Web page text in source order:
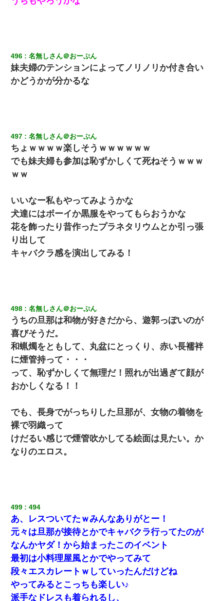
【衝撃】ある工場に配属すると、女の人がみんな退職してしま
「お前の父ちゃんは自宅警備員」とかからかわれたけど、実はと
んでもない仕事に就いていた
スマホを与えられて、中学卒業する頃にはすっかり女叩きに洗脳
された弟が、大学進学のために一人暮らししたいと言い出した。
友人とふたりで山口に旅行した時の事。レンタカーを借りて山の
中の道を走っていたら、突然ガガッ！って音がして…
最近うちの庭に知らない男の人がしょっちゅう入ってくる。それ
を職場で愚痴ったら、同僚男性が怒鳴りつけてきた。
中途採用のAが部長から呼び出された。Aはヘラヘラと部屋に入っ
ていき、1時間後に号泣しながら出てきて…
ら、速攻でパワハラかました元上司がLINEを送ってきた。
医者「糖尿病で余命1年です」 ワイ「知らんわｗどうせ死ぬなら
食べる量増やすわｗ」→結果ｗｗｗｗｗ
婚活パーティーでよく会う美女がいた。こんな完璧な容姿を持っ
てしても結婚て難しいんだなぁ…と思ってた
顔引きつってた → そして弟嫁が迎えに来た翌日…
私は家が貧しくて、手に職をつけようと看護師になった。だけど
卒業を控えた年の1月末、車にひかれて看護師になれなくなった。
そうとは思わないのか！」→どうも連れ子は…
放置子が病院送りになったらしい → 俺（二度と帰ってくるなよ…
嫁を半身不随にしやがった恨みは、正直こんなもんじゃ晴れな
い）
[緊急]ベロベロの女に声をかけて行為してきた結果
ナンパにほいほい付いていった私、地獄に落ちる
496 名無しさん＠おーぷん
妹夫婦のテンションによってノリノリか付き合い
かどうかが分かるな
497 名無しさん＠おーぷん
ちょｗｗｗｗ楽しそうｗｗｗｗｗｗ
でも妹夫婦も参加は恥ずかしくて死ねそうｗｗｗ
ｗｗ
いいなー私もやってみようかな
犬達にはボーイか黒服をやってもらおうかな
花を飾ったり昔作ったプラネタリウムとか引っ張
り出して
キャバクラ感を演出してみる！
498 名無しさん＠おーぷん
うちの旦那は和物が好きだから、遊郭っぽいのが
喜びそうだ。
和蝋燭をともして、丸盆にとっくり、赤い長襦袢
に煙管持って・・・
って、恥ずかしくて無理だ！照れが出過ぎて顔が
おかしくなる！！
でも、長身でがっちりした旦那が、女物の着物を
裸で羽織って
けだるい感じで煙管吹かしてる絵面は見たい。か
なりのエロス。
499 494
あ、レスついてたｗみんなありがとー！
元々は旦那が接待とかでキャバクラ行ってたのが
なんかヤダ！から始まったこのイベント
最初は小料理屋風とかでやってみて
段々エスカレートｗしていったんだけどね
やってみるとこっちも楽しい♪
派手なドレスも着られるし、